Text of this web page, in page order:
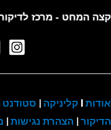
קצה המחט - מרכז לדיקור
אודות קליניקה | סטודנט
הדיקור | הצהרת נגישות |